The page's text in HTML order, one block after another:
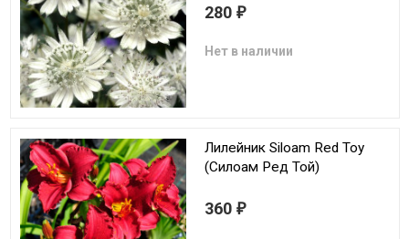
280 ₽
Нет в наличии
Лилейник Siloam Red Toy
(Силоам Ред Той)
360 ₽